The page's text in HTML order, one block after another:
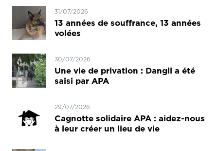
31/07/2026
13 années de souffrance, 13 années
volées
30/07/2026
Une vie de privation : Dangli a été
saisi par APA
29/07/2026
Cagnotte solidaire APA : aidez-nous
à leur créer un lieu de vie